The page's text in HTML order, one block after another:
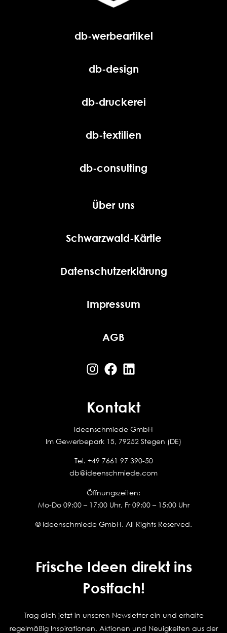
db-werbeartikel
db-design
db-druckerei
db-textilien
db-consulting
Über uns
Schwarzwald-Kärtle
Datenschutzerklärung
Impressum
AGB
Kontakt
Ideenschmiede GmbH
Im Gewerbepark 15, 79252 Stegen (DE)
Tel. +49 7661 97 390-50
db@ideenschmiede.com
Öffnungszeiten:
Mo-Do 09:00 – 17:00 Uhr, Fr 09:00 – 15:00 Uhr
© Ideenschmiede GmbH. All Rights Reserved.
Frische Ideen direkt ins
Postfach!
Trag dich jetzt in unseren Newsletter ein und erhalte
regelmäßig Inspirationen, Aktionen und Neuigkeiten aus der